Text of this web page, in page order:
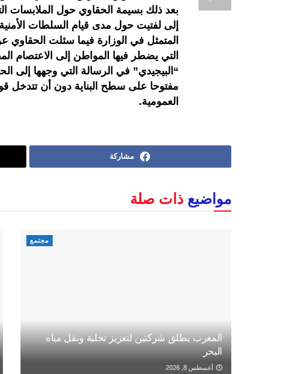
بعد ذلك بسيمة الحقاوي حول
إلى لفتيت حول مدى قيام السلطات
المتمثل في الوزارة فيما سئلت الحقاوي
التي يضطر فيها المواطن إلى الاعتصام
“البيجيدي” في الرسالة التي وجهها إلى
مفتوحا على سطح البناية دون أن تتدخل
العمومية.
مشاركة
مواضيع ذات صلة
مجتمع
المغرب يطلق شركتين لتعزيز تحلية ونقل مياه
البحر
أغسطس 8, 2026